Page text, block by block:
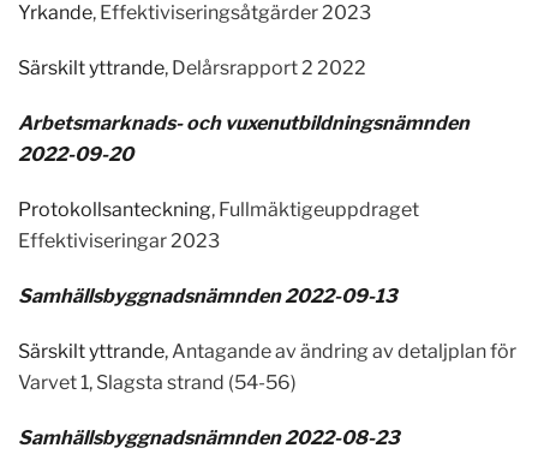
Yrkande, Effektiviseringsåtgärder 2023
Särskilt yttrande, Delårsrapport 2 2022
Arbetsmarknads- och vuxenutbildningsnämnden
2022-09-20
Protokollsanteckning, Fullmäktigeuppdraget
Effektiviseringar 2023
Samhällsbyggnadsnämnden 2022-09-13
Särskilt yttrande, Antagande av ändring av detaljplan för
Varvet 1, Slagsta strand (54-56)
Samhällsbyggnadsnämnden 2022-08-23